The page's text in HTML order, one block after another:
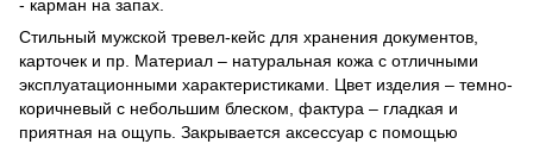
- карман на запах.
Стильный мужской тревел-кейс для хранения документов,
карточек и пр. Материал – натуральная кожа с отличными
эксплуатационными характеристиками. Цвет изделия – темно-
коричневый с небольшим блеском, фактура – гладкая и
приятная на ощупь. Закрывается аксессуар с помощью